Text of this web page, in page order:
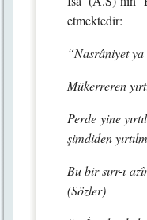
etmektedir:
“Nasrâniyet ya
Mükerreren
Perde yine
şimdiden
Bu bir sırr-ı
(Sözler)